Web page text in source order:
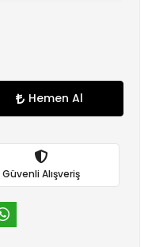
Hemen Al
Güvenli Alışveriş